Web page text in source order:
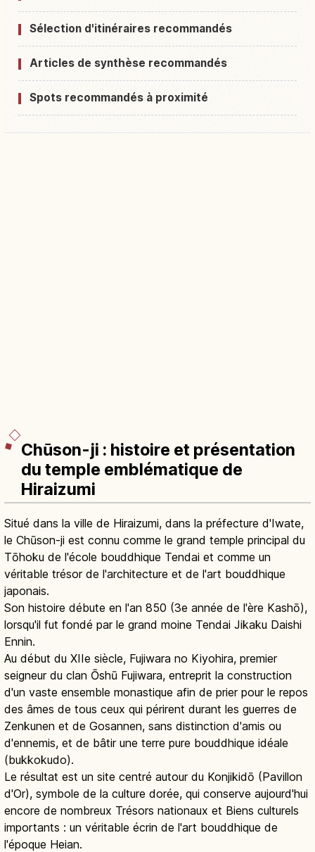
Sélection d'itinéraires recommandés
Articles de synthèse recommandés
Spots recommandés à proximité
Chūson-ji : histoire et présentation
du temple emblématique de
Hiraizumi
Situé dans la ville de Hiraizumi, dans la préfecture d'Iwate,
le Chūson-ji est connu comme le grand temple principal du
Tōhoku de l'école bouddhique Tendai et comme un
véritable trésor de l'architecture et de l'art bouddhique
japonais.
Son histoire débute en l'an 850 (3e année de l'ère Kashō),
lorsqu'il fut fondé par le grand moine Tendai Jikaku Daishi
Ennin.
Au début du XIIe siècle, Fujiwara no Kiyohira, premier
seigneur du clan Ōshū Fujiwara, entreprit la construction
d'un vaste ensemble monastique afin de prier pour le repos
des âmes de tous ceux qui périrent durant les guerres de
Zenkunen et de Gosannen, sans distinction d'amis ou
d'ennemis, et de bâtir une terre pure bouddhique idéale
(bukkokudo).
Le résultat est un site centré autour du Konjikidō (Pavillon
d'Or), symbole de la culture dorée, qui conserve aujourd'hui
encore de nombreux Trésors nationaux et Biens culturels
importants : un véritable écrin de l'art bouddhique de
l'époque Heian.